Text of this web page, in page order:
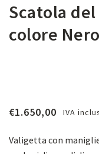
Scatola
colore Nero
€1.650,00 IVA
Valigetta con